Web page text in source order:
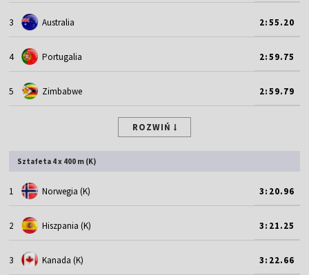
3 Australia 2:55.20
4 Portugalia 2:59.75
5 Zimbabwe 2:59.79
ROZWIŃ
Sztafeta 4 x 400 m (K)
1 Norwegia (K) 3:20.96
2 Hiszpania (K) 3:21.25
3 Kanada (K) 3:22.66